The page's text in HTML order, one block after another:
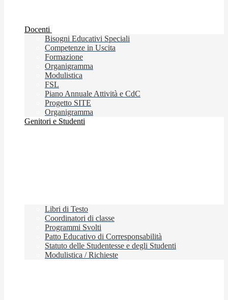
Docenti
Bisogni Educativi Speciali
Competenze in Uscita
Formazione
Organigramma
Modulistica
FSL
Piano Annuale Attività e CdC
Progetto SITE
Organigramma
Genitori e Studenti
Libri di Testo
Coordinatori di classe
Programmi Svolti
Patto Educativo di Corresponsabilità
Statuto delle Studentesse e degli Studenti
Modulistica / Richieste